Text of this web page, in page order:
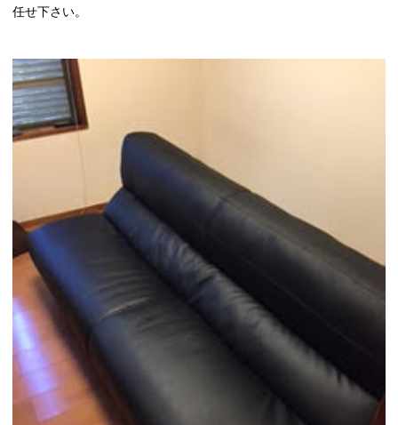
任せ下さい。